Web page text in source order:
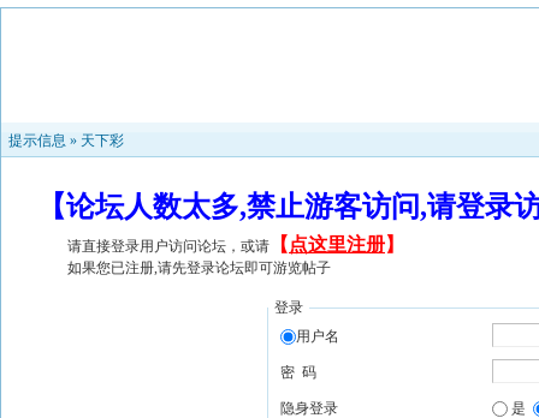
提示信息 » 天下彩
【论坛人数太多,禁止游客访问,请登
请直接登录用户访问论坛，或请 【 点这里注册】
如果您已注册,请先登录论坛即可游览帖子
登录
用户名
密 码
隐身登录 是